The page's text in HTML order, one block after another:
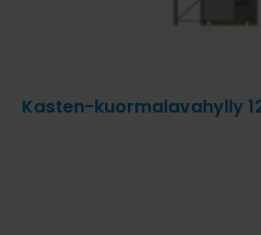
Kasten-kuormalavahylly